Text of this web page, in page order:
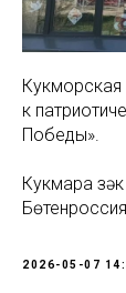
Кукморская
к
Победы».
Кукмара
2026-05-07